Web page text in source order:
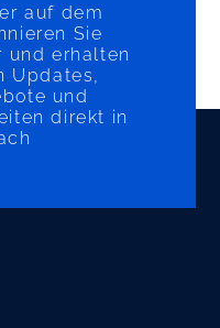
auf dem
Sie
und erhalten
Updates,
und
direkt in